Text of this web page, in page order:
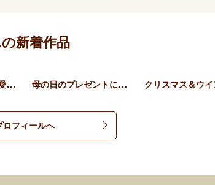
新着作品
ナチュラルで大人可愛いフラ… 母の日のプレゼントに。ナチ…
ロフィールへ